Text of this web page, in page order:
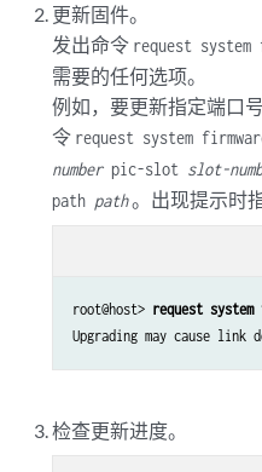
5    100GBASE SR4 T2
6    40GBASE SR4
7    100GBASE SR4
8    400G-ZR
9    40GBASE SR4
10   400G-ZR-M
更新固件。
发出命令 request
需要的任何选项。
例如，要更新指定端口
令 request system
numberpic-slot slot-
path path。出现提示时
root@host> request
Upgrading may cause
检查更新进度。